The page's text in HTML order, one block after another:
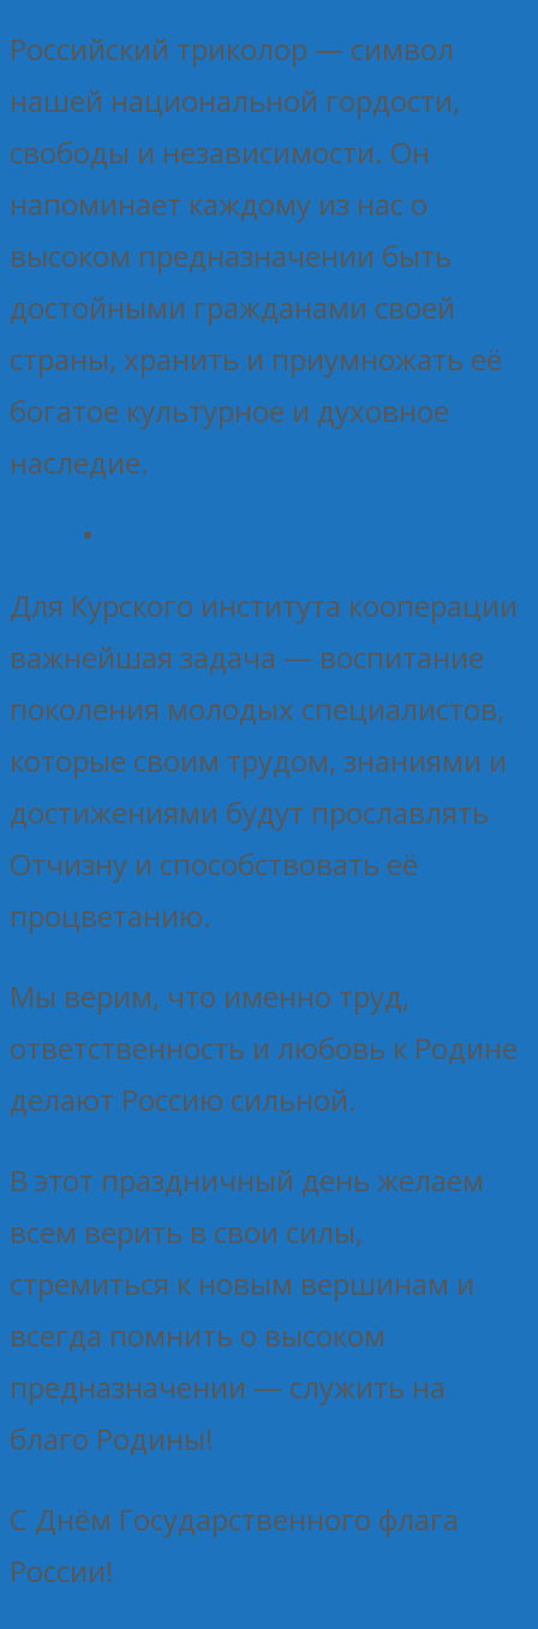
Российский триколор — символ
нашей национальной гордости,
свободы и независимости. Он
напоминает каждому из нас о
высоком предназначении быть
достойными гражданами своей
страны, хранить и приумножать её
богатое культурное и духовное
наследие.
Для Курского института кооперации
важнейшая задача — воспитание
поколения молодых специалистов,
которые своим трудом, знаниями и
достижениями будут прославлять
Отчизну и способствовать её
процветанию.
Мы верим, что именно труд,
ответственность и любовь к Родине
делают Россию сильной.
В этот праздничный день желаем
всем верить в свои силы,
стремиться к новым вершинам и
всегда помнить о высоком
предназначении — служить на
благо Родины!
С Днём Государственного флага
России!